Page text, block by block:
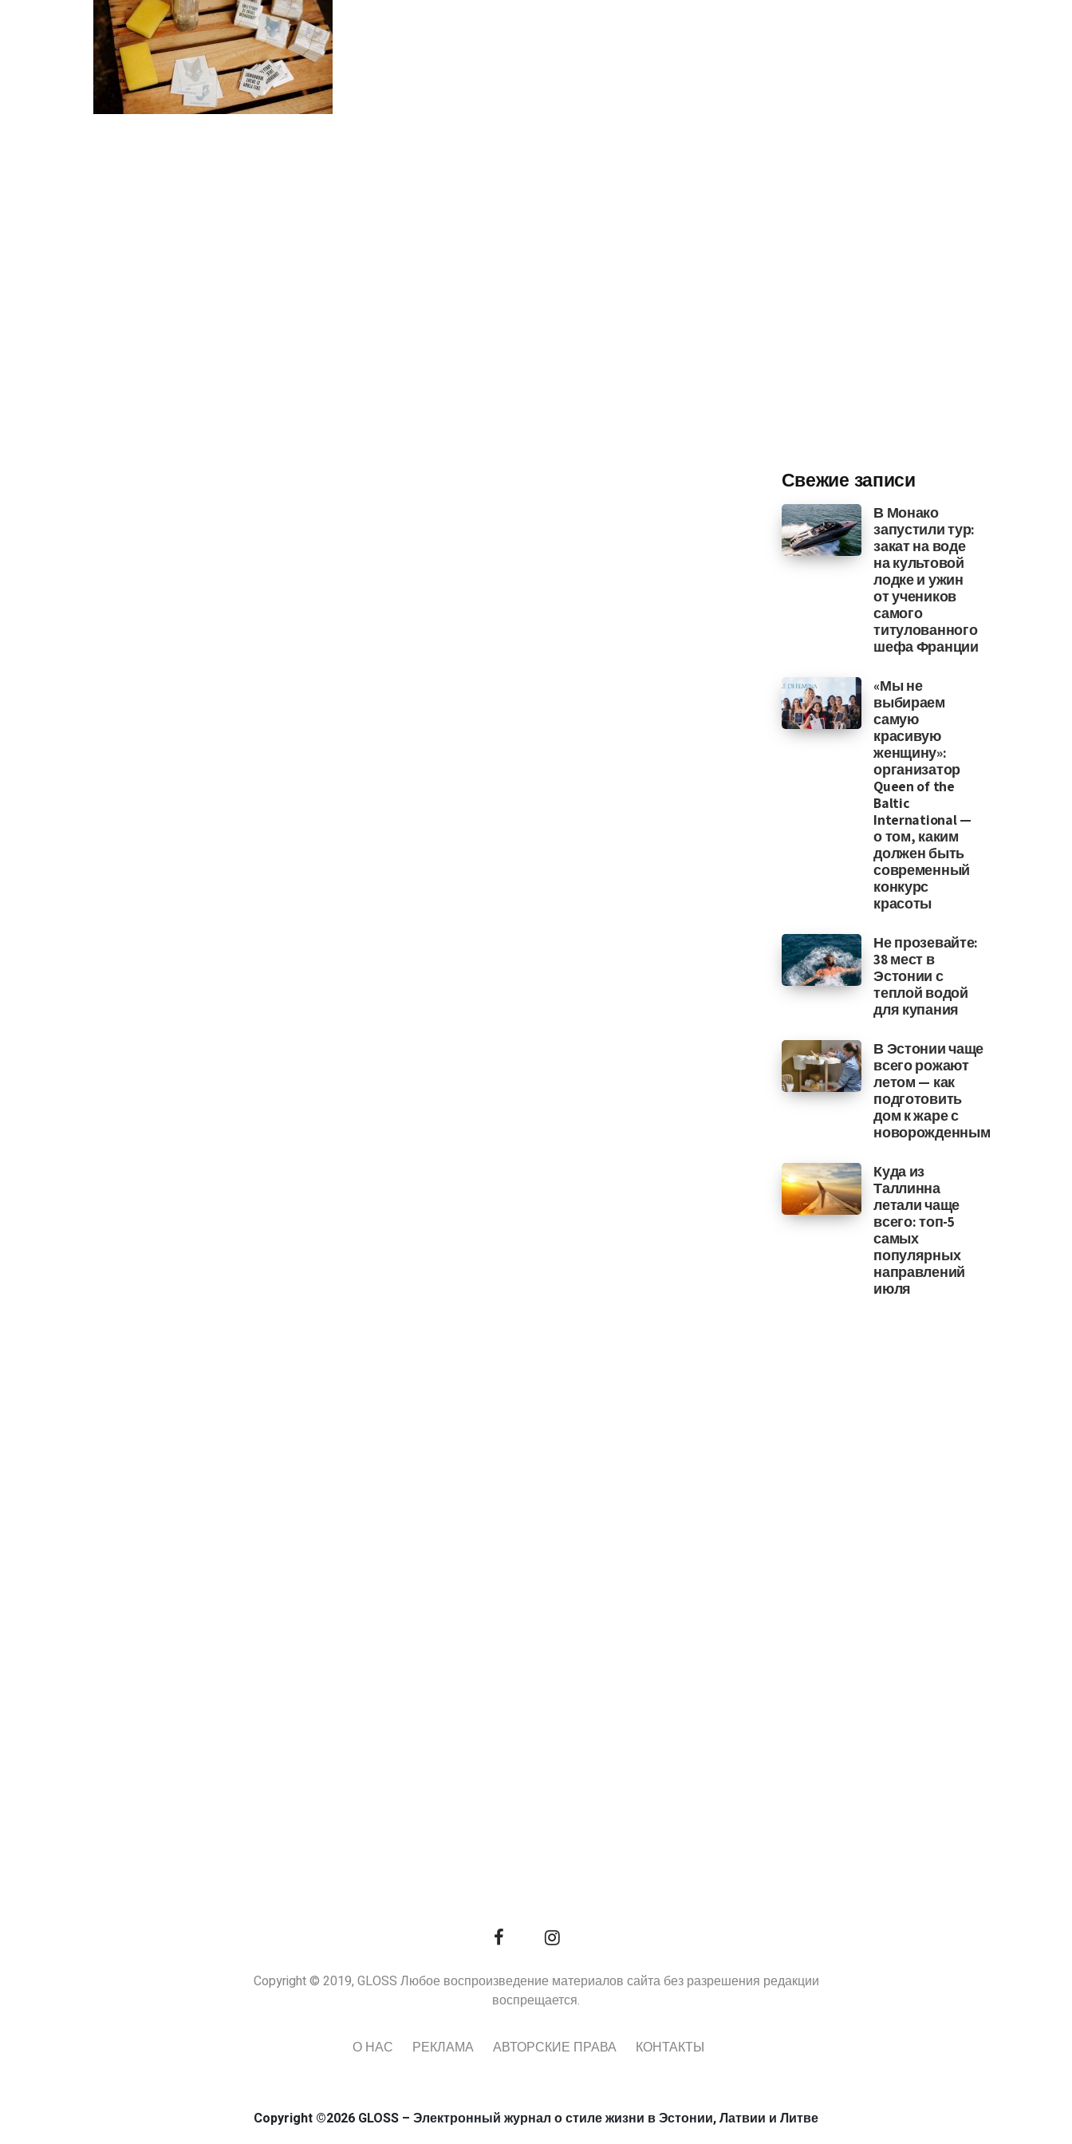
Свежие записи
В Монако
запустили тур:
закат на воде
на культовой
лодке и ужин
от учеников
самого
титулованного
шефа Франции
«Мы не
выбираем
самую
красивую
женщину»:
организатор
Queen of the
Baltic
International —
о том, каким
должен быть
современный
конкурс
красоты
Не прозевайте:
38 мест в
Эстонии с
теплой водой
для купания
В Эстонии чаще
всего рожают
летом — как
подготовить
дом к жаре с
новорожденным
Куда из
Таллинна
летали чаще
всего: топ-5
самых
популярных
направлений
июля
Copyright © 2019, GLOSS Любое воспроизведение материалов сайта без разрешения редакции
воспрещается.
О НАС РЕКЛАМА АВТОРСКИЕ ПРАВА КОНТАКТЫ
Copyright ©2026 GLOSS – Электронный журнал о стиле жизни в Эстонии, Латвии и Литве